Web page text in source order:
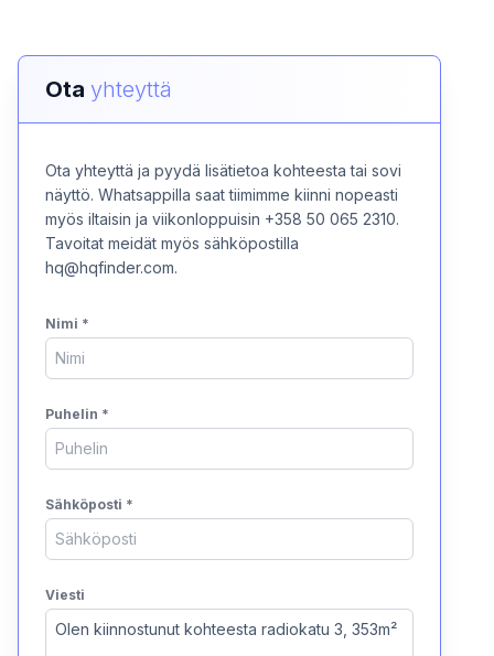
Ota yhteyttä
Ota yhteyttä ja pyydä lisätietoa kohteesta tai sovi
näyttö. Whatsappilla saat tiimimme kiinni nopeasti
myös iltaisin ja viikonloppuisin +358 50 065 2310.
Tavoitat meidät myös sähköpostilla
hq@hqfinder.com.
Nimi *
Puhelin *
Sähköposti *
Viesti